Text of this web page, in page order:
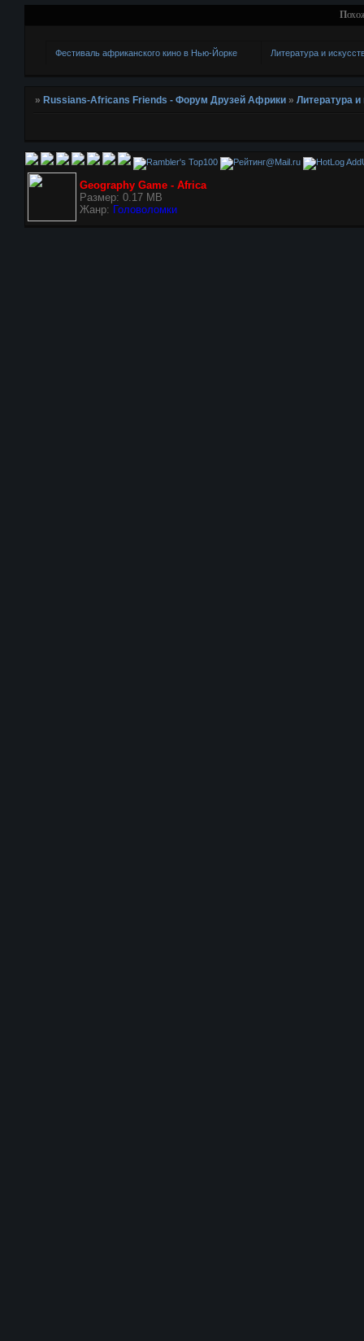
Фестиваль африканского кино в Нью-Йорке Литература и
» Russians-Africans Friends - Форум Друзей Африки »Литература и
Geography Game - Africa
Размер: 0.17 MB
Жанр: Головоломки